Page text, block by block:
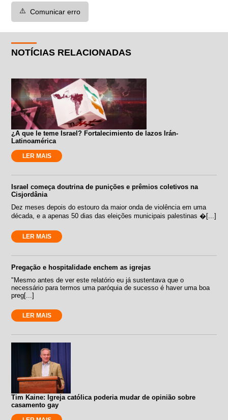
⚠️ Comunicar erro
NOTÍCIAS RELACIONADAS
¿A que le teme Israel? Fortalecimiento de lazos Irán-
Latinoamérica
LER MAIS
Israel começa doutrina de punições e prêmios coletivos na
Cisjordânia
Dez meses depois do estouro da maior onda de violência em uma
década, e a apenas 50 dias das eleições municipais palestinas �[...]
LER MAIS
Pregação e hospitalidade enchem as igrejas
"Mesmo antes de ver este relatório eu já sustentava que o
necessário para termos uma paróquia de sucesso é haver uma boa
preg[...]
LER MAIS
Tim Kaine: Igreja católica poderia mudar de opinião sobre
casamento gay